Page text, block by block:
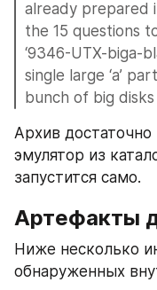
already prepared
the 15 questions
‘9346-UTX-biga-
single large ‘a’
bunch of big
Архив достаточно
эмулятор из
запустится само.
Артефакты
Ниже несколько
обнаруженных